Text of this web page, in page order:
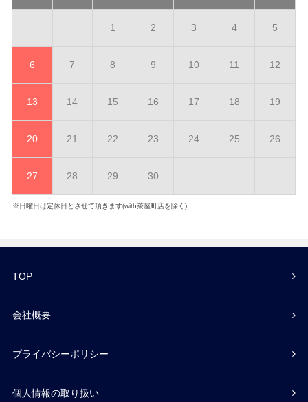
1 2 3 4 5
6 7 8 9 10 11 12
13 14 15 16 17 18 19
20 21 22 23 24 25 26
27 28 29 30
※日曜日は定休日とさせて頂きます(with茶屋町店を除く)
TOP
会社概要
プライバシーポリシー
個人情報の取り扱い